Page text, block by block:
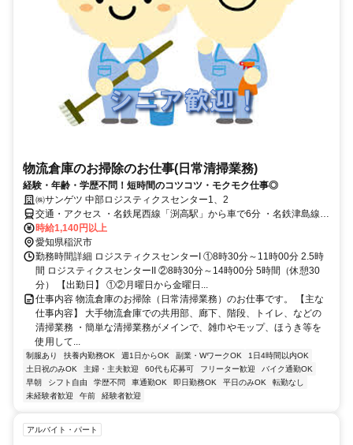
物流倉庫のお掃除のお仕事(日常清掃業務)
経験・年齢・学歴不問！短時間のコツコツ・モクモク仕事◎
㈱サンゲツ 中部ロジスティクスセンター1、2
交通・アクセス ・名鉄尾西線「渕高駅」から車で6分 ・名鉄津島線
「勝幡駅」から車で8分
時給1,140円以上
愛知県稲沢市
勤務時間詳細 ロジスティクスセンターI ①8時30分～11時00分 2.5時
間 ロジスティクスセンターII ②8時30分～14時00分 5時間（休憩30
分） 【出勤日】 ①②月曜日から金曜日...
仕事内容 物流倉庫のお掃除（日常清掃業務）のお仕事です。 【主な
仕事内容】 大手物流倉庫での共用部、廊下、階段、トイレ、などの
清掃業務 ・簡単な清掃業務がメインで、雑巾やモップ、ほうき等を
使用して...
制服あり 扶養内勤務OK 週1日からOK 副業・WワークOK
1日4時間以内OK
土日祝のみOK
主婦・主夫歓迎 60代も応募可 フリーター歓迎
バイク通勤OK
早朝
シフト自由 学歴不問 車通勤OK 即日勤務OK 平日のみOK
転勤なし
未経験者歓迎
午前 経験者歓迎
アルバイト・パート